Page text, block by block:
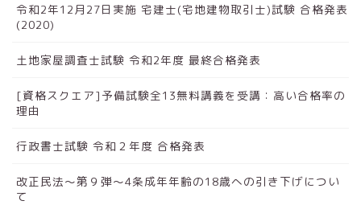
令和2年12月27日実施 宅建士(宅地建物取引士)試験 合格発表
(2020)
土地家屋調査士試験 令和2年度 最終合格発表
[資格スクエア]予備試験全13無料講義を受講：高い合格率の
理由
行政書士試験 令和２年度 合格発表
改正民法～第９弾～4条成年年齢の18歳への引き下げについ
て